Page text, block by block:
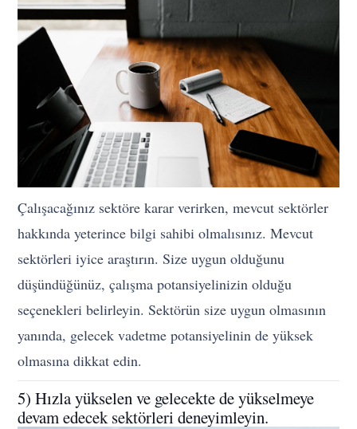
Çalışacağınız sektöre karar verirken, mevcut sektörler
hakkında yeterince bilgi sahibi olmalısınız. Mevcut
sektörleri iyice araştırın. Size uygun olduğunu
düşündüğünüz, çalışma potansiyelinizin olduğu
seçenekleri belirleyin. Sektörün size uygun olmasının
yanında, gelecek vadetme potansiyelinin de yüksek
olmasına dikkat edin.
5) Hızla yükselen ve gelecekte de yükselmeye
devam edecek sektörleri deneyimleyin.